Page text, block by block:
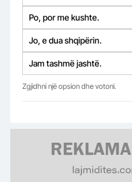
Po, por me kushte.
Jo, e dua shqipërin.
Jam tashmë jashtë.
Zgjidhni një opsion dhe votoni.